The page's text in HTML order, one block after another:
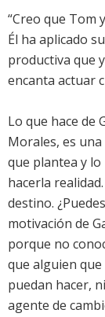
“Creo que Tom
Él ha aplicado
productiva que
encanta actuar
Lo que hace de
Morales, es
que plantea y
hacerla
destino.
motivación de
porque no
que alguien
puedan hacer,
agente de